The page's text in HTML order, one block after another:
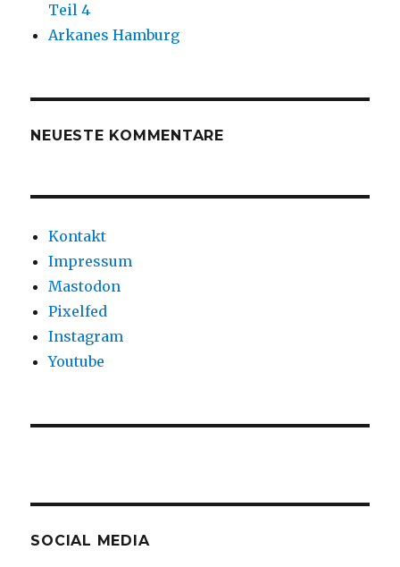
Teil 4
Arkanes Hamburg
NEUESTE KOMMENTARE
Kontakt
Impressum
Mastodon
Pixelfed
Instagram
Youtube
SOCIAL MEDIA